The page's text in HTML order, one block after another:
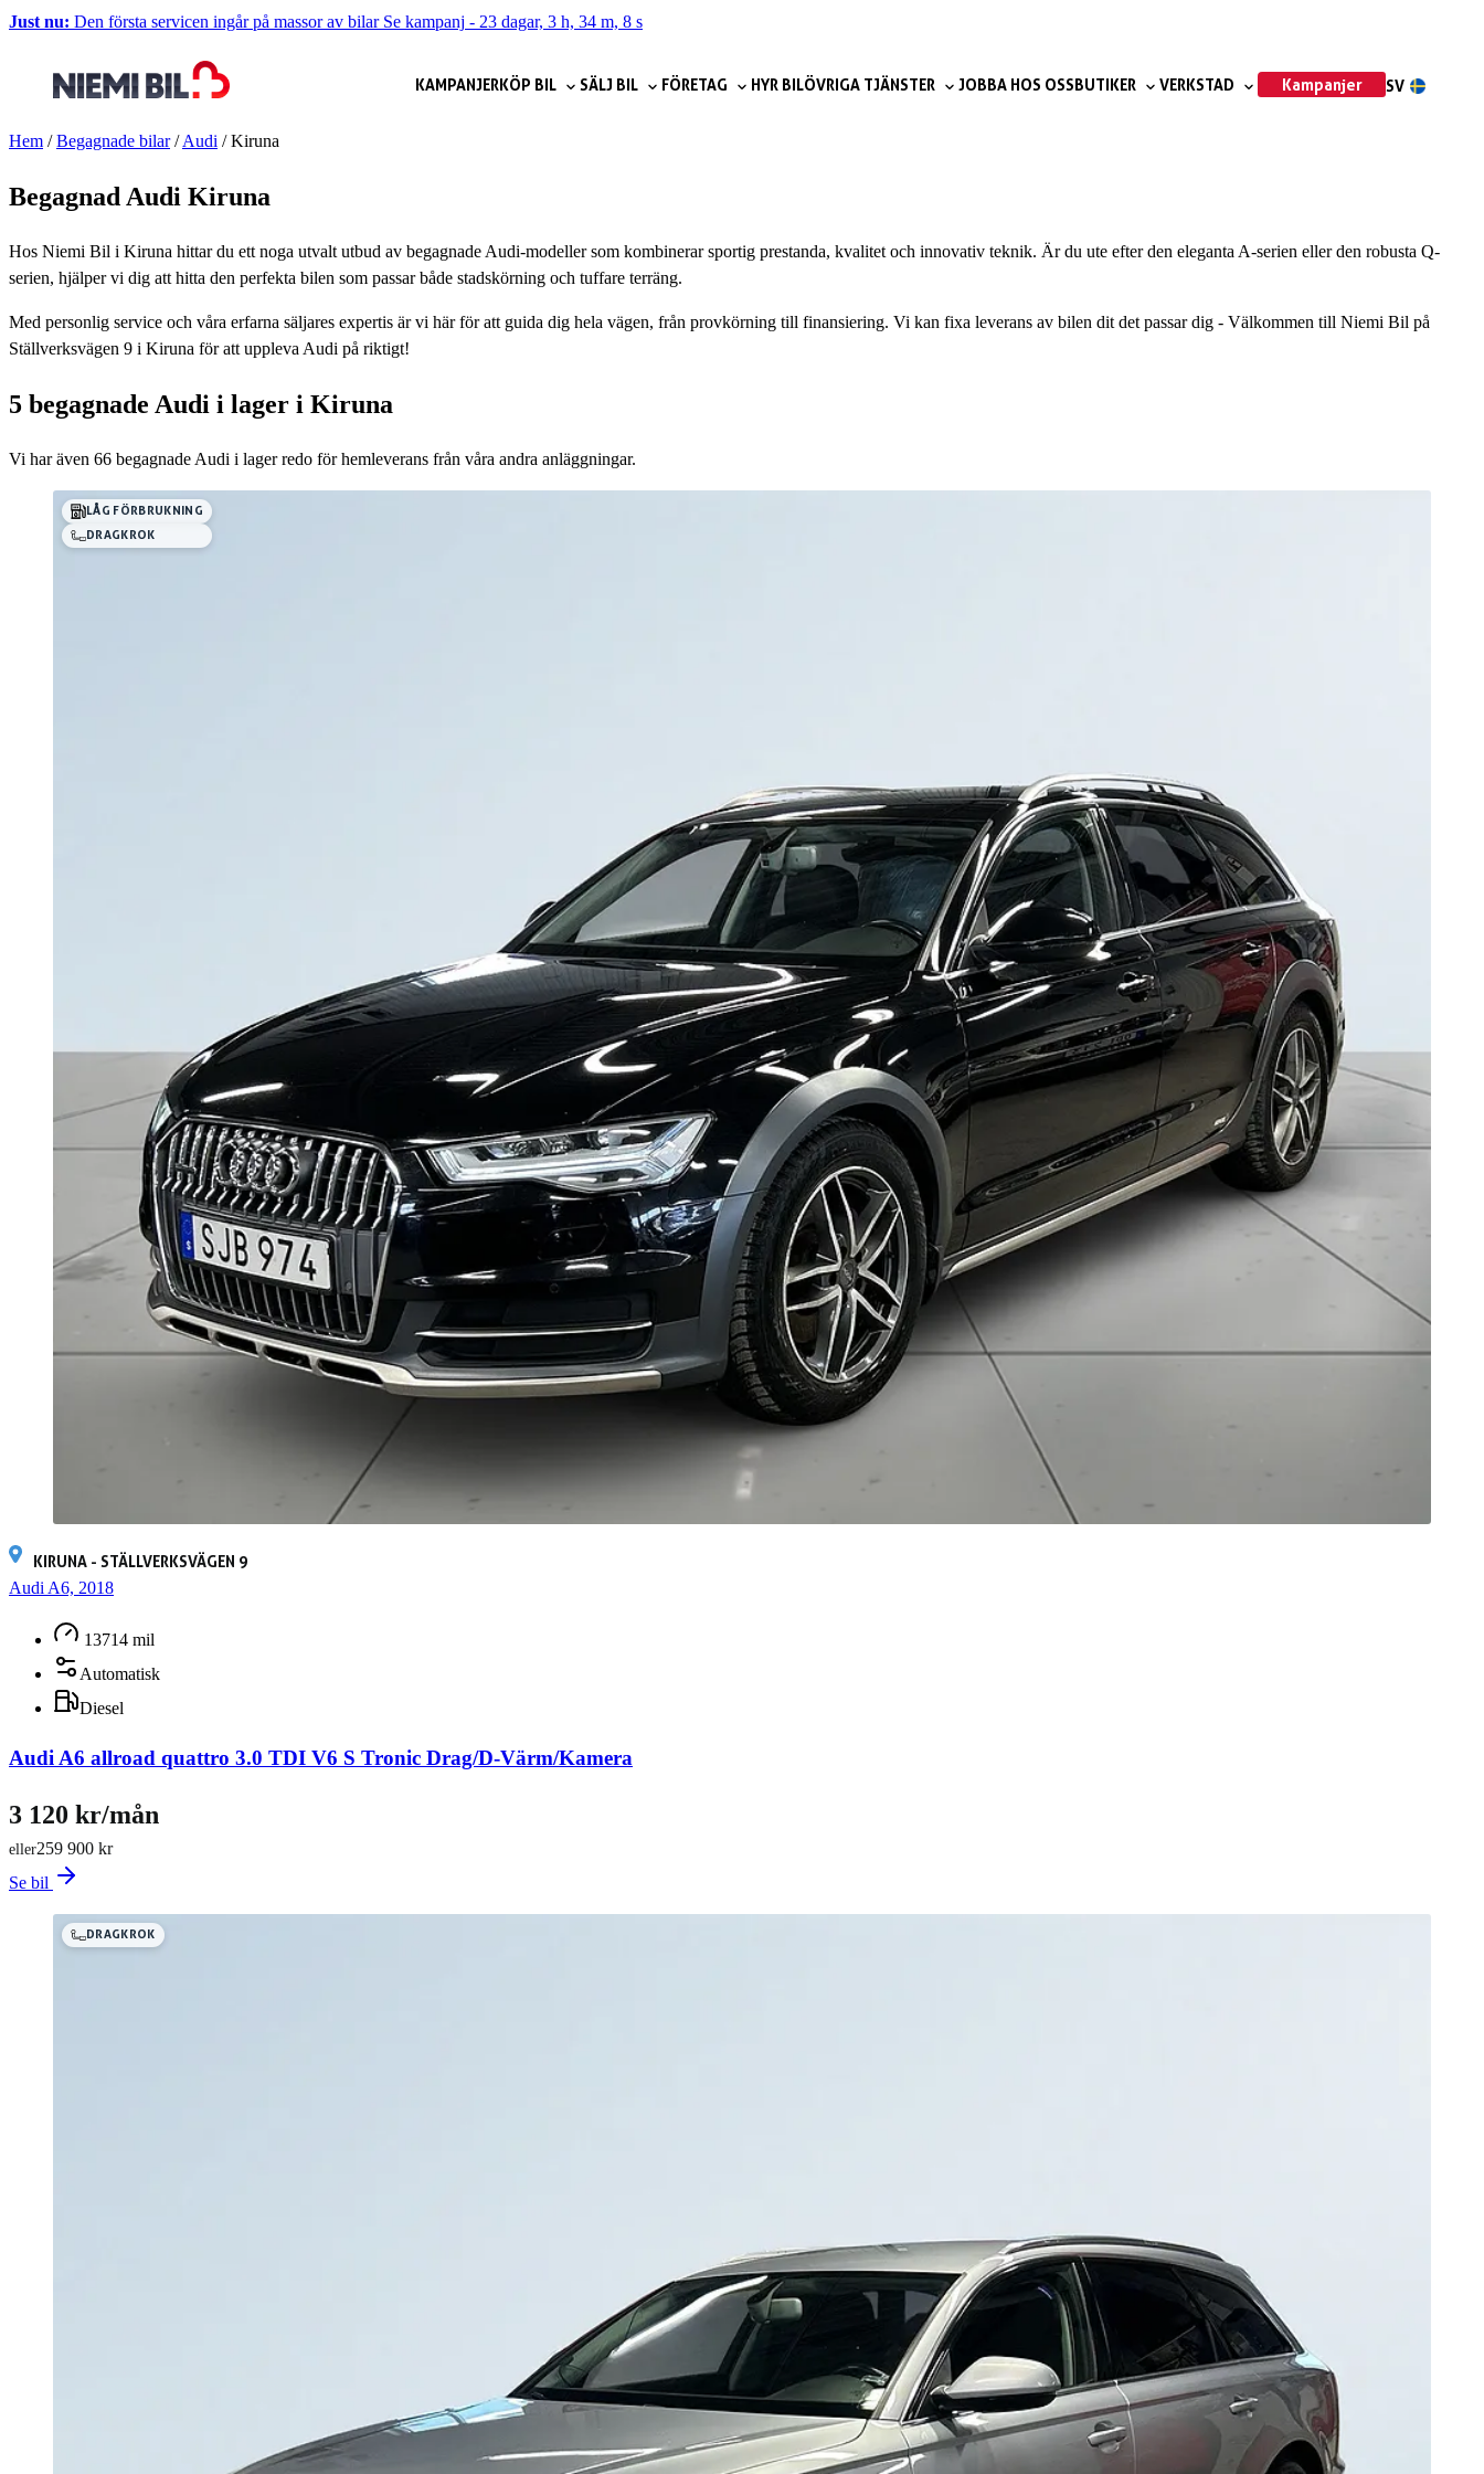
Just nu: Den första servicen ingår på massor av bilar Se kampanj - 23 dagar, 3 h, 34 m, 6 s
KAMPANJERKÖP BIL SÄLJ BIL FÖRETAG HYR BILÖVRIGA TJÄNSTER JOBBA HOS OSSBUTIKER VERKSTAD Kampanjer SV
Hem / Begagnade bilar / Audi / Kiruna
Begagnad Audi Kiruna
Hos Niemi Bil i Kiruna hittar du ett noga utvalt utbud av begagnade Audi-modeller som kombinerar sportig prestanda, kvalitet och innovativ teknik. Är du ute efter den eleganta A-serien eller den robusta Q-
serien, hjälper vi dig att hitta den perfekta bilen som passar både stadskörning och tuffare terräng.
Med personlig service och våra erfarna säljares expertis är vi här för att guida dig hela vägen, från provkörning till finansiering. Vi kan fixa leverans av bilen dit det passar dig - Välkommen till Niemi Bil på
Ställverksvägen 9 i Kiruna för att uppleva Audi på riktigt!
5 begagnade Audi i lager i Kiruna
Vi har även 66 begagnade Audi i lager redo för hemleverans från våra andra anläggningar.
LÅG FÖRBRUKNING
DRAGKROK
KIRUNA - STÄLLVERKSVÄGEN 9
Audi A6, 2018
13714 mil
Automatisk
Diesel
Audi A6 allroad quattro 3.0 TDI V6 S Tronic Drag/D-Värm/Kamera
259 900 kr
eller
3 120 kr/mån
Se bil
DRAGKROK